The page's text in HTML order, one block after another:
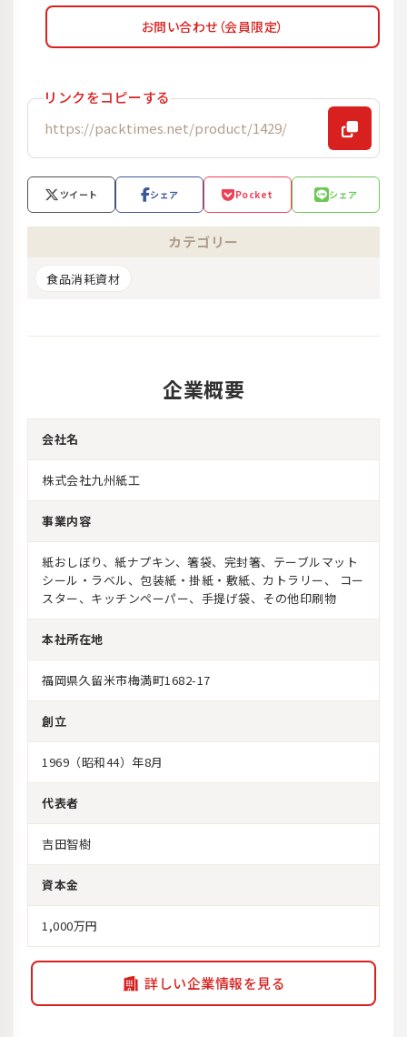
お問い合わせ（会員限定）
リンクをコピーする
ツイート シェア Pocket シェア
カテゴリー
食品消耗資材
企業概要
会社名
株式会社九州紙工
事業内容
紙おしぼり、紙ナプキン、箸袋、完封箸、テーブルマット
シール・ラベル、包装紙・掛紙・敷紙、カトラリー、 コー
スター、キッチンペーパー、手提げ袋、その他印刷物
本社所在地
福岡県久留米市梅満町1682-17
創立
1969（昭和44）年8月
代表者
吉田智樹
資本金
1,000万円
詳しい企業情報を見る